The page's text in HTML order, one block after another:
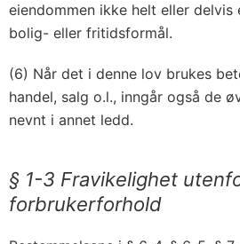
eiendommen ikke helt eller
bolig- eller fritidsformål.
(6) Når det i denne lov brukes
handel, salg o.l., inngår også de
nevnt i annet ledd.
§ 1-3 Fravikelighet
forbrukerforhold